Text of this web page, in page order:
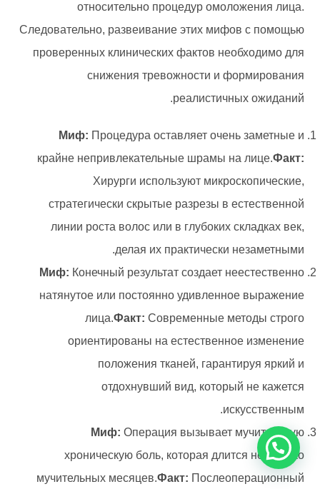
относительно процедур омоложения лица.
Следовательно, развеивание этих мифов с помощью
проверенных клинических фактов необходимо для
снижения тревожности и формирования
реалистичных ожиданий.
Миф: Процедура оставляет очень заметные и
крайне непривлекательные шрамы на лице.Факт:
Хирурги используют микроскопические,
стратегически скрытые разрезы в естественной
линии роста волос или в глубоких складках век,
делая их практически незаметными.
Миф: Конечный результат создает неестественно
натянутое или постоянно удивленное выражение
лица.Факт: Современные методы строго
ориентированы на естественное изменение
положения тканей, гарантируя яркий и
отдохнувший вид, который не кажется
искусственным.
Миф: Операция вызывает мучительную
хроническую боль, которая длится несколько
мучительных месяцев.Факт: Послеоперационный